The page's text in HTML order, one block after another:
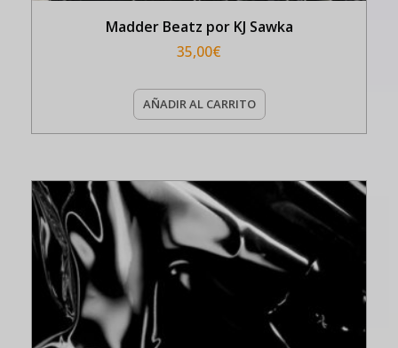
Madder Beatz por KJ Sawka
35,00€
AÑADIR AL CARRITO